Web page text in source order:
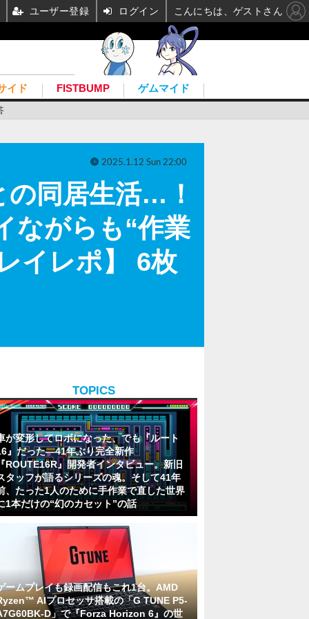
イド FISTBUMP ゲムマイド
同居生活…！
ながらも“作業
イレポ】 6枚
2025.1.12 Sun 22:00
TOPICS
が変形してロボになった、でも『ルート
』だった―41年ぶり完全新作
ROUTE16R』開発者インタビュー。新旧
タッフが語るシリーズの魂。そして41年
、たった1人のために手作業で直した世界
1本だけの“幻のカセット”の話
ームプレイも録画配信もこれ1台。AMD
AIプロセッサ搭載の「G TUNE P5-
D」で『Forza Horizon 6』の世
ユーザー登録 ログイン こんにちは、ゲストさん